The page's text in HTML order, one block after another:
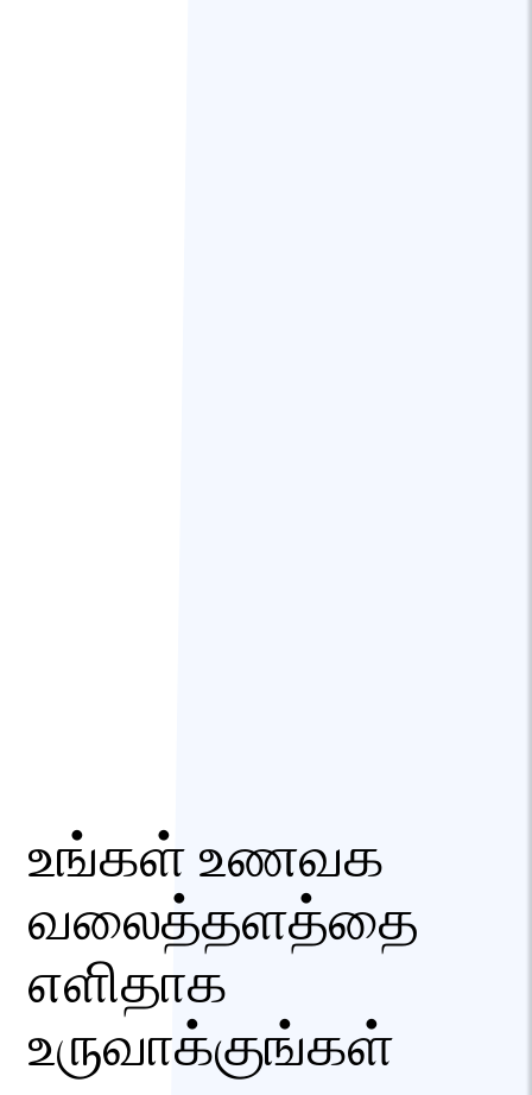
உங்கள் உணவக
வலைத்தளத்தை
எளிதாக
உருவாக்குங்கள்